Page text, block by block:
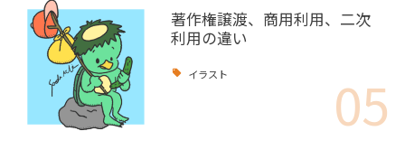
著作権譲渡、商用利用、二次
利用の違い
イラスト 05